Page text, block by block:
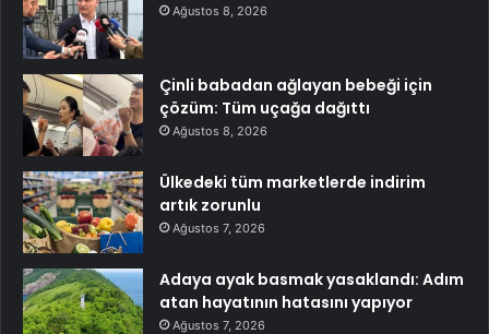
Ağustos 8, 2026
Çinli babadan ağlayan bebeği için
çözüm: Tüm uçağa dağıttı
Ağustos 8, 2026
Ülkedeki tüm marketlerde indirim
artık zorunlu
Ağustos 7, 2026
Adaya ayak basmak yasaklandı: Adım
atan hayatının hatasını yapıyor
Ağustos 7, 2026